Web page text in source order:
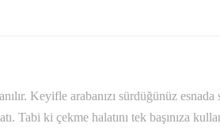
Keyifle arabanızı sürdüğünüz
ki çekme halatını tek başınıza